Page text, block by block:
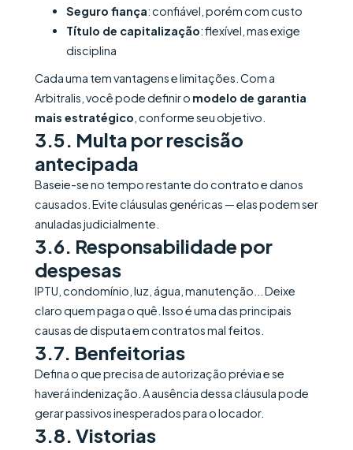
Seguro fiança: confiável, porém com custo
Título de capitalização: flexível, mas exige
disciplina
Cada uma tem vantagens e limitações. Com a
Arbitralis, você pode definir o modelo de garantia
mais estratégico , conforme seu objetivo.
3.5. Multa por rescisão
antecipada
Baseie-se no tempo restante do contrato e danos
causados. Evite cláusulas genéricas — elas podem ser
anuladas judicialmente.
3.6. Responsabilidade por
despesas
IPTU, condomínio, luz, água, manutenção... Deixe
claro quem paga o quê. Isso é uma das principais
causas de disputa em contratos mal feitos.
3.7. Benfeitorias
Defina o que precisa de autorização prévia e se
haverá indenização. A ausência dessa cláusula pode
gerar passivos inesperados para o locador.
3.8. Vistorias